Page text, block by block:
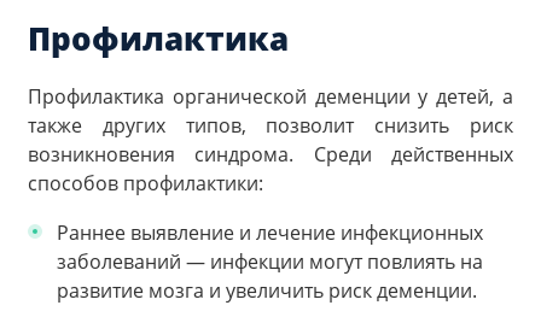
Профилактика
Профилактика органической деменции у детей, а
также других типов, позволит снизить риск
возникновения синдрома. Среди действенных
способов профилактики:
Раннее выявление и лечение инфекционных
заболеваний — инфекции могут повлиять на
развитие мозга и увеличить риск деменции.